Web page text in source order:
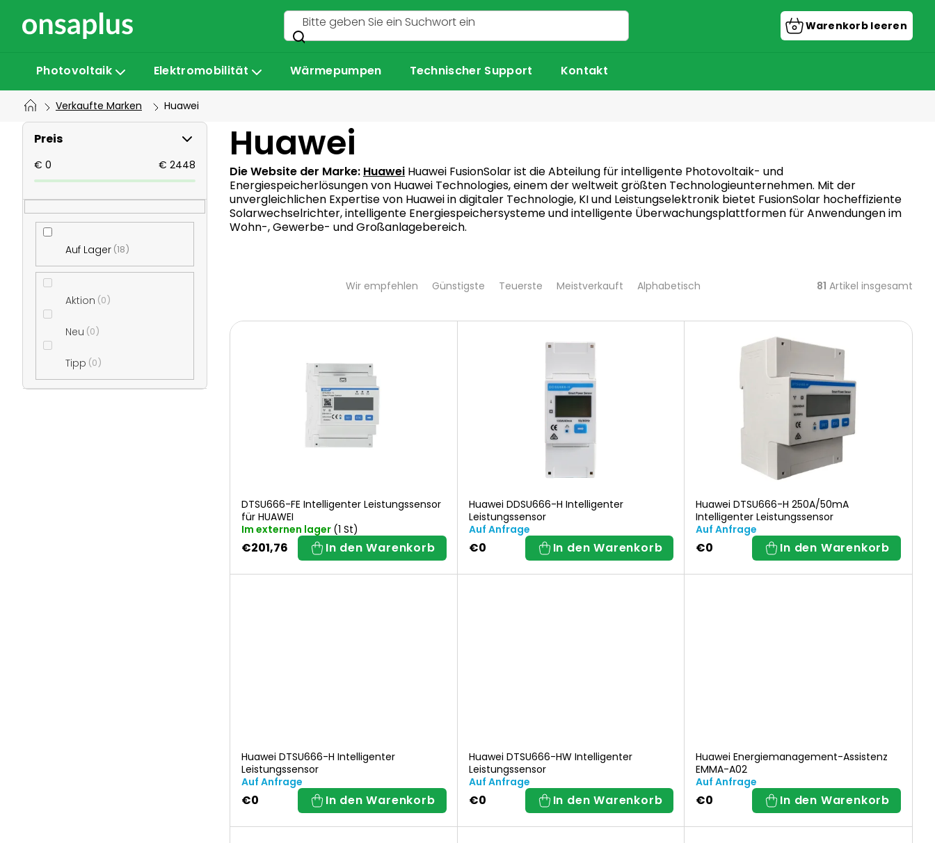
Inhalt
springen
Warenkorb
Warenkorb leeren
Photovoltaik Elektromobilität Wärmepumpen Technischer Support Kontakt
Verkaufte Marken Huawei
S
e
i
e
e
Preis
€ 0 € 2448
Auf Lager 18
Aktion 0
Neu 0
Tipp 0
Huawei
Die Website der Marke: Huawei Huawei FusionSolar ist die Abteilung für intelligente Photovoltaik- und
Energiespeicherlösungen von Huawei Technologies, einem der weltweit größten Technologieunternehmen. Mit der
unvergleichlichen Expertise von Huawei in digitaler Technologie, KI und Leistungselektronik bietet FusionSolar hocheffiziente
Solarwechselrichter, intelligente Energiespeichersysteme und intelligente Überwachungsplattformen für Anwendungen im
Wohn-, Gewerbe- und Großanlagebereich.
P
r
d
u
k
t
s
o
r
u
n
Wir empfehlen Günstigste Teuerste Meistverkauft Alphabetisch 81 Artikel insgesamt
L
d
e
u
k
DTSU666-FE Intelligenter Leistungssensor
für HUAWEI
Im externen lager (1 St)
€201,76 In den Warenkorb
Huawei DDSU666-H Intelligenter
Leistungssensor
Auf Anfrage
€0 In den Warenkorb
Huawei DTSU666-H 250A/50mA
Intelligenter Leistungssensor
Auf Anfrage
€0 In den Warenkorb
Huawei DTSU666-H Intelligenter
Leistungssensor
Auf Anfrage
€0 In den Warenkorb
Huawei DTSU666-HW Intelligenter
Leistungssensor
Auf Anfrage
€0 In den Warenkorb
Huawei Energiemanagement-Assistenz
EMMA-A02
Auf Anfrage
€0 In den Warenkorb